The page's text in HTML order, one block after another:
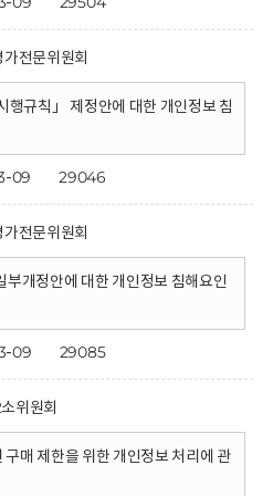
가전문위원회
행규칙」 제정안에 대한 개인정보 침
09 29046
가전문위원회
부개정안에 대한 개인정보 침해요인
09 29085
위원회
매 제한을 위한 개인정보 처리에 관